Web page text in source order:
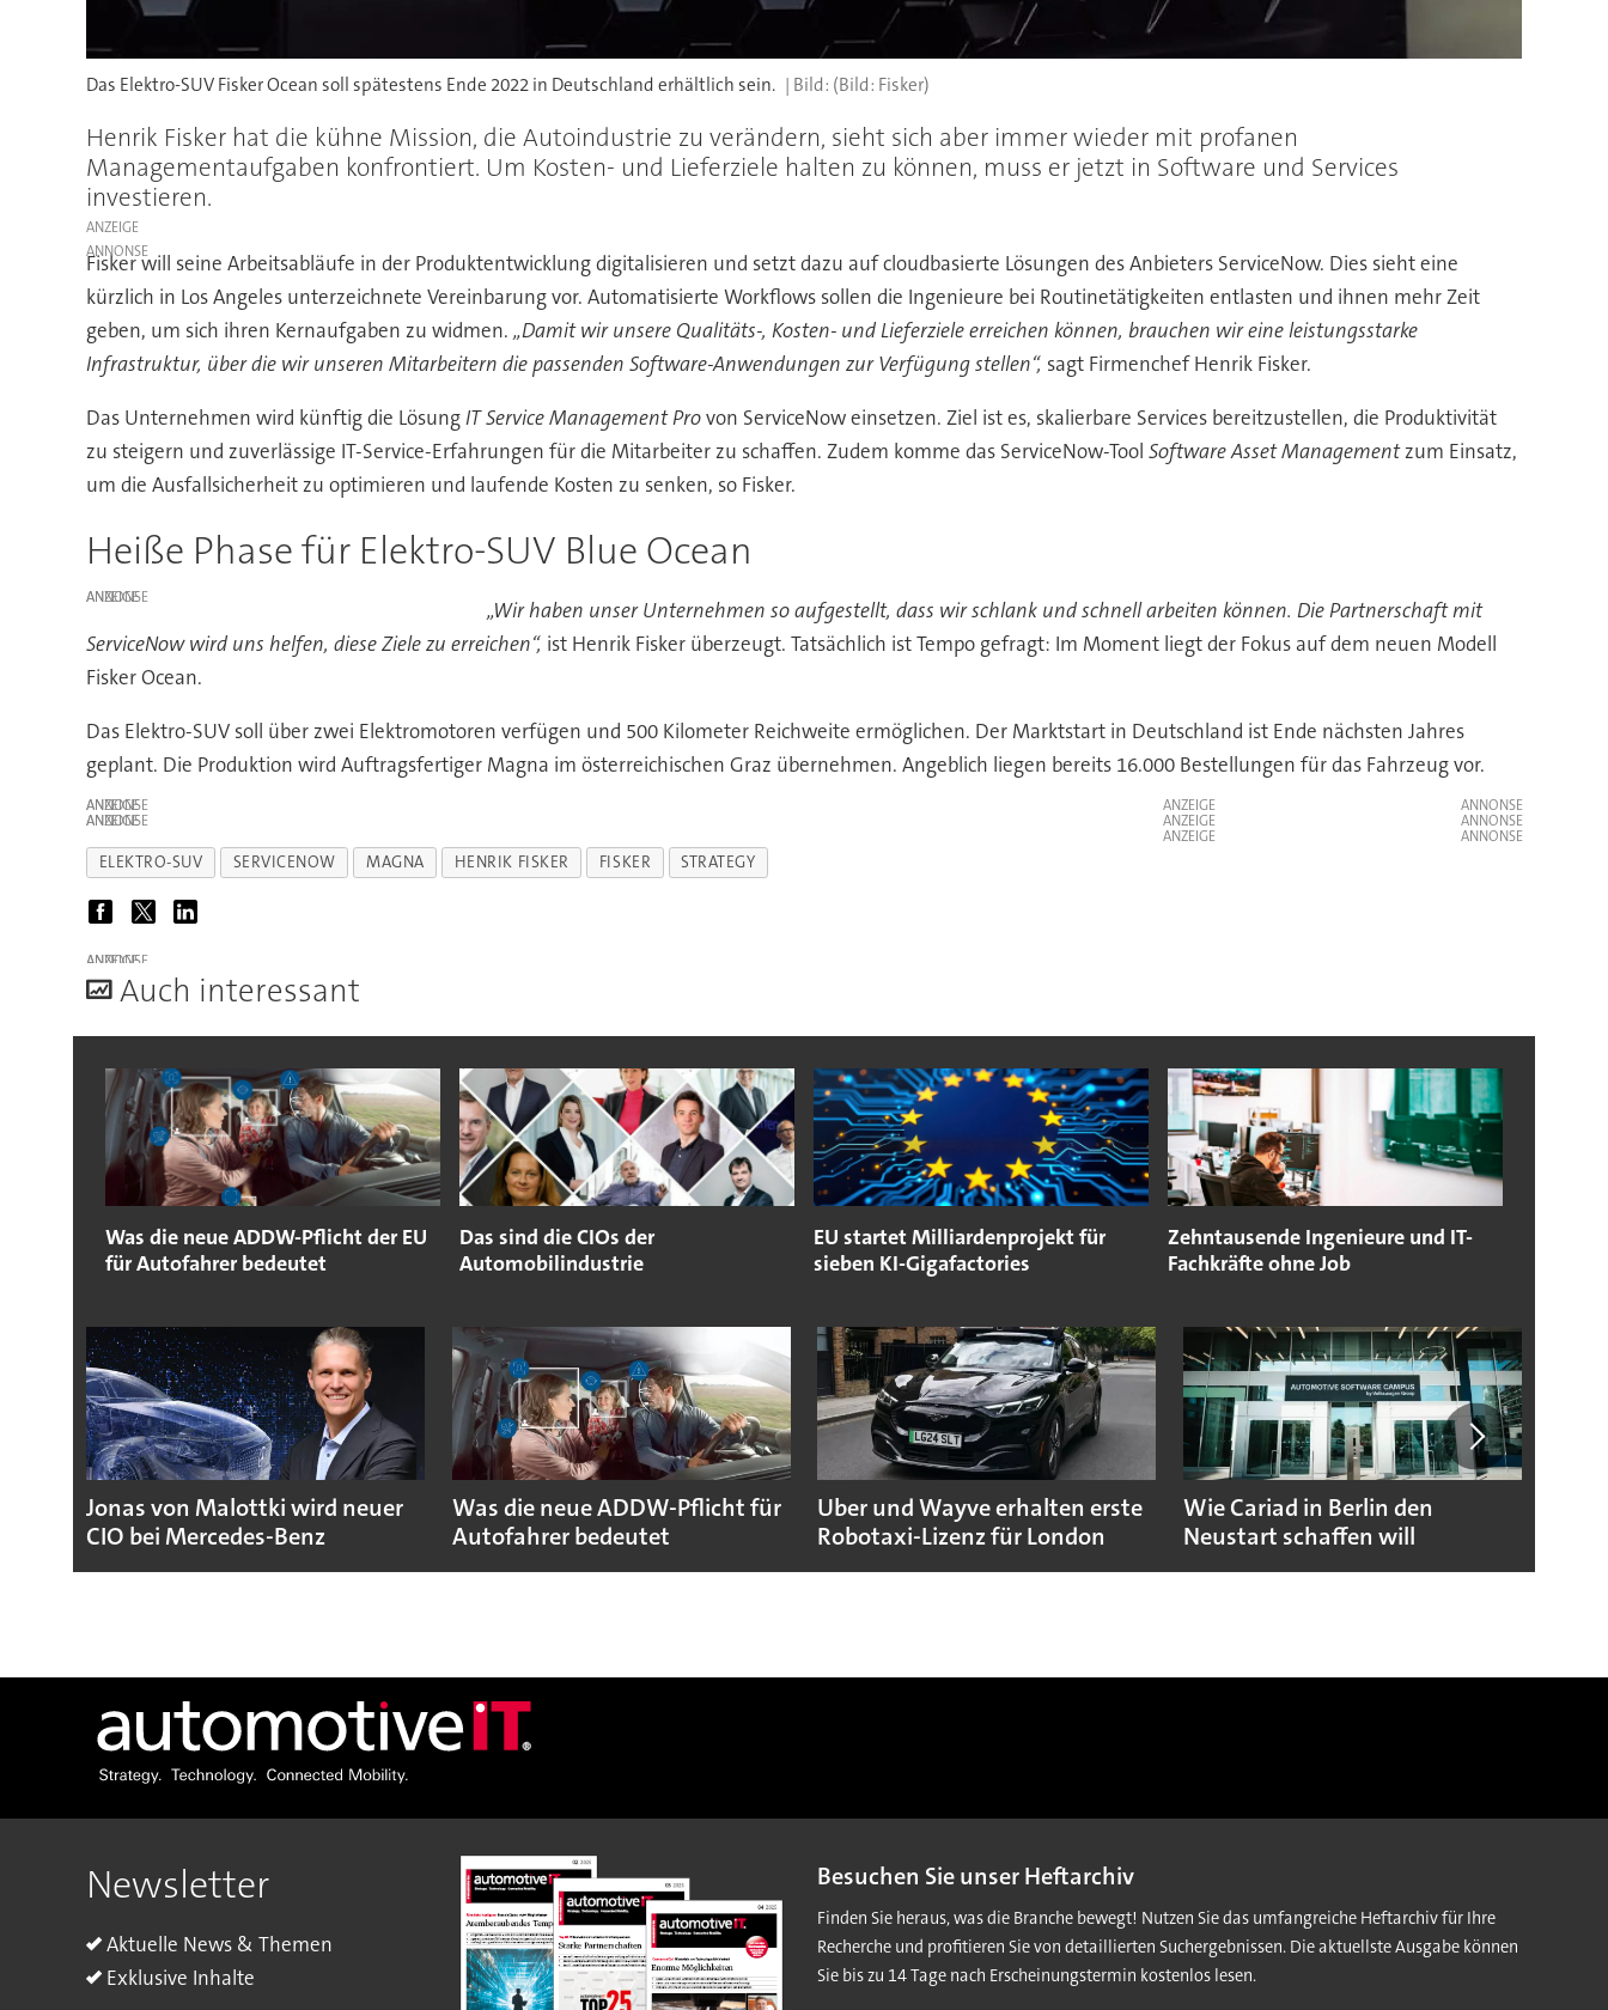
Das Elektro-SUV Fisker Ocean soll spätestens Ende 2022 in Deutschland erhältlich sein. (Bild: Fisker)
Henrik Fisker hat die kühne Mission, die Autoindustrie zu verändern, sieht sich aber immer wieder mit profanen
Managementaufgaben konfrontiert. Um Kosten- und Lieferziele halten zu können, muss er jetzt in Software und Services
investieren.
ANZEIGE
Fisker will seine Arbeitsabläufe in der Produktentwicklung digitalisieren und setzt dazu auf cloudbasierte Lösungen des Anbieters ServiceNow. Dies sieht eine
kürzlich in Los Angeles unterzeichnete Vereinbarung vor. Automatisierte Workflows sollen die Ingenieure bei Routinetätigkeiten entlasten und ihnen mehr Zeit
geben, um sich ihren Kernaufgaben zu widmen. „Damit wir unsere Qualitäts-, Kosten- und Lieferziele erreichen können, brauchen wir eine leistungsstarke
Infrastruktur, über die wir unseren Mitarbeitern die passenden Software-Anwendungen zur Verfügung stellen“, sagt Firmenchef Henrik Fisker.
Das Unternehmen wird künftig die LösungIT Service Management Provon ServiceNow einsetzen. Ziel ist es, skalierbare Services bereitzustellen, die Produktivität
zu steigern und zuverlässige IT-Service-Erfahrungen für die Mitarbeiter zu schaffen. Zudem komme das ServiceNow-Tool Software Asset Managementzum Einsatz,
um die Ausfallsicherheit zu optimieren und laufende Kosten zu senken, so Fisker.
Heiße Phase für Elektro-SUV Blue Ocean
ANZEIGE
„Wir haben unser Unternehmen so aufgestellt, dass wir schlank und schnell arbeiten können. Die Partnerschaft mit
ServiceNow wird uns helfen, diese Ziele zu erreichen“, ist Henrik Fisker überzeugt. Tatsächlich ist Tempo gefragt: Im Moment liegt der Fokus auf dem neuen Modell
Fisker Ocean.
Das Elektro-SUV soll über zwei Elektromotoren verfügen und 500 Kilometer Reichweite ermöglichen. Der Marktstart in Deutschland ist Ende nächsten Jahres
geplant. Die Produktion wird Auftragsfertiger Magna im österreichischen Graz übernehmen. Angeblich liegen bereits 16.000 Bestellungen für das Fahrzeug vor.
ANZEIGE
ANZEIGE
ANZEIGE
ANZEIGE
ANZEIGE
ELEKTRO-SUV SERVICENOW MAGNA HENRIK FISKER FISKER STRATEGY
ANZEIGE
Auch interessant
Was die neue ADDW-Pflicht der EU
für Autofahrer bedeutet
Das sind die CIOs der
Automobilindustrie
EU startet Milliardenprojekt für
sieben KI-Gigafactories
Zehntausende Ingenieure und IT-
Fachkräfte ohne Job
Jonas von Malottki wird neuer
CIO bei Mercedes-Benz
Was die neue ADDW-Pflicht für
Autofahrer bedeutet
Uber und Wayve erhalten erste
Robotaxi-Lizenz für London
Wie Cariad in Berlin den
Neustart schaffen will
Newsletter
Aktuelle News & Themen
Exklusive Inhalte
Besuchen Sie unser Heftarchiv
Finden Sie heraus, was die Branche bewegt! Nutzen Sie das umfangreiche Heftarchiv für Ihre
Recherche und profitieren Sie von detaillierten Suchergebnissen. Die aktuellste Ausgabe können
Sie bis zu 14 Tage nach Erscheinungstermin kostenlos lesen.